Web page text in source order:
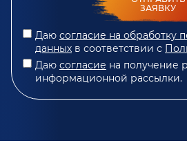
ЗАЯВКУ
Даю согласие на обработку
данных в соответствии с
Даю согласие на получение
информационной рассылки.